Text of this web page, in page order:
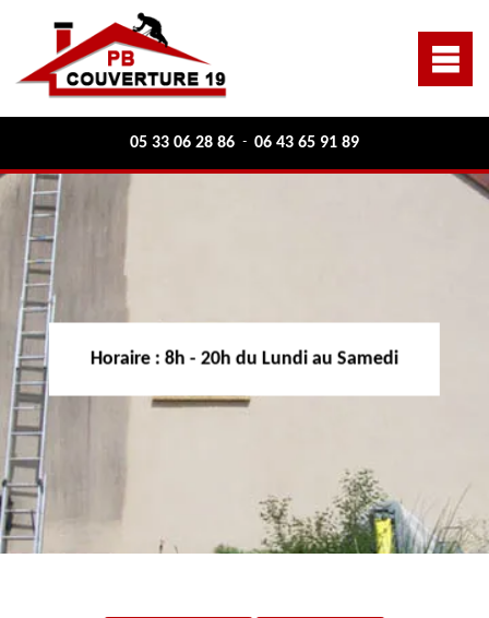
05 33 06 28 86 - 06 43 65 91 89
Horaire : 8h - 20h du Lundi au Samedi